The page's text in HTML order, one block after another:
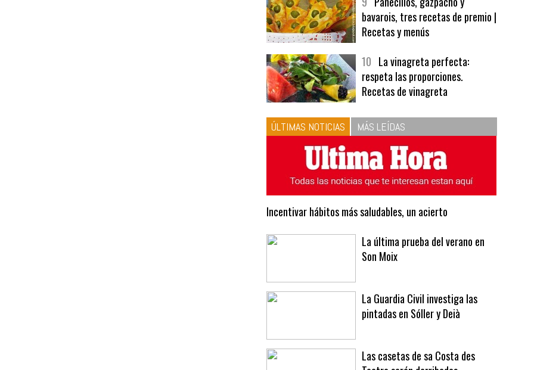
bavarois, tres recetas de premio |
Recetas y menús
respeta las proporciones.
Recetas de vinagreta
ÚLTIMAS NOTICIAS MÁS LEÍDAS
Incentivar hábitos más saludables, un acierto
Son Moix
pintadas en Sóller y Deià